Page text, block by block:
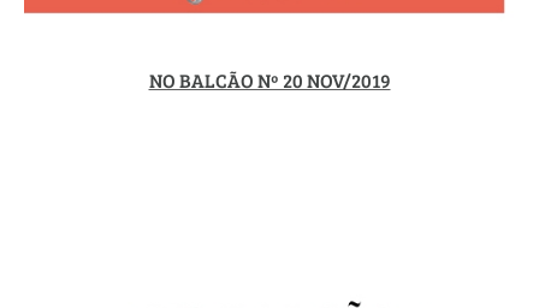
NO BALCÃO Nº 20 NOV/2019